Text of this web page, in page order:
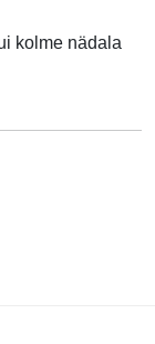
kolme nädala